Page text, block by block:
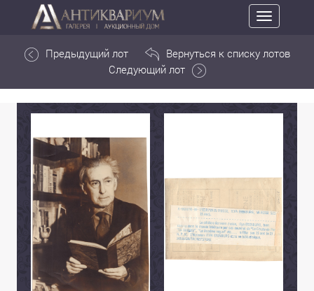
Toggle
navigation
Предыдущий лот
Вернуться к списку лотов
Следующий лот